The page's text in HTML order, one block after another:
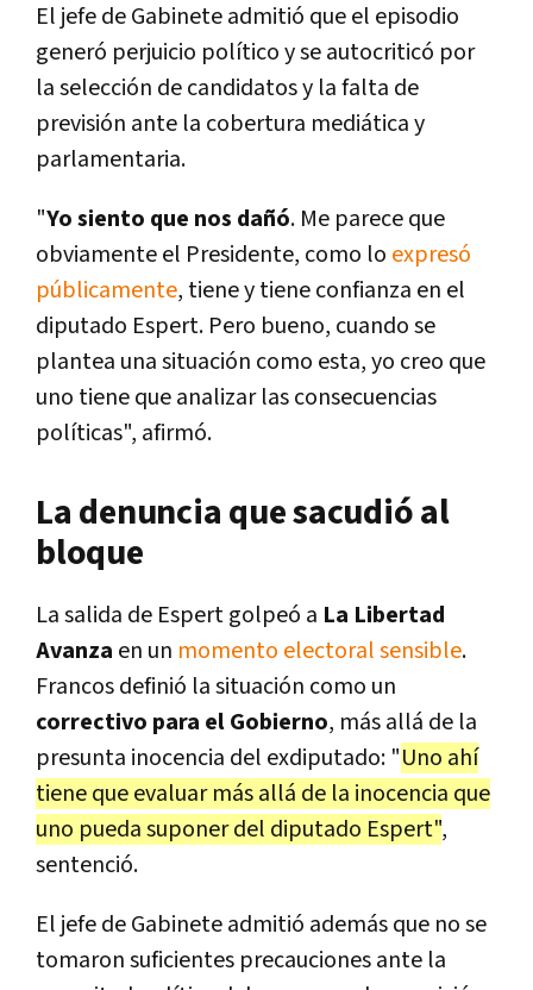
El jefe de Gabinete admitió que el episodio
generó perjuicio político y se autocriticó por
la selección de candidatos y la falta de
previsión ante la cobertura mediática y
parlamentaria.
"Yo siento que nos dañó. Me parece que
obviamente el Presidente, como lo expresó
públicamente, tiene y tiene confianza en el
diputado Espert. Pero bueno, cuando se
plantea una situación como esta, yo creo que
uno tiene que analizar las consecuencias
políticas", afirmó.
La denuncia que sacudió al
bloque
La salida de Espert golpeó a La Libertad
Avanza en un momento electoral sensible.
Francos definió la situación como un
correctivo para el Gobierno, más allá de la
presunta inocencia del exdiputado: "Uno ahí
tiene que evaluar más allá de la inocencia que
uno pueda suponer del diputado Espert",
sentenció.
El jefe de Gabinete admitió además que no se
tomaron suficientes precauciones ante la